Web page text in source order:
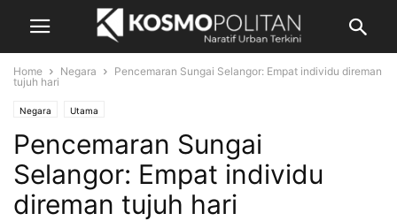
Home Negara
Pencemaran Sungai Selangor: Empat individu direman
tujuh hari
Negara Utama
Pencemaran Sungai
Selangor: Empat individu
direman tujuh hari